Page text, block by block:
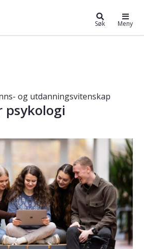
Søk Meny
og utdanningsvitenskap